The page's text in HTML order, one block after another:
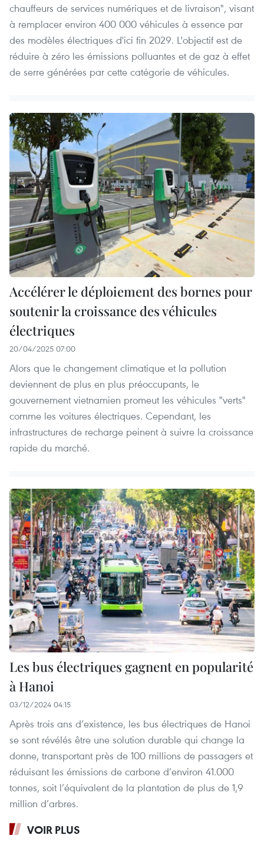
chauffeurs de services numériques et de livraison", visant
à remplacer environ 400 000 véhicules à essence par
des modèles électriques d'ici fin 2029. L'objectif est de
réduire à zéro les émissions polluantes et de gaz à effet
de serre générées par cette catégorie de véhicules.
Accélérer le déploiement des bornes pour
soutenir la croissance des véhicules
électriques
20/04/2025 07:00
Alors que le changement climatique et la pollution
deviennent de plus en plus préoccupants, le
gouvernement vietnamien promeut les véhicules "verts"
comme les voitures électriques. Cependant, les
infrastructures de recharge peinent à suivre la croissance
rapide du marché.
Les bus électriques gagnent en popularité
à Hanoi
03/12/2024 04:15
Après trois ans d’existence, les bus électriques de Hanoi
se sont révélés être une solution durable qui change la
donne, transportant près de 100 millions de passagers et
réduisant les émissions de carbone d’environ 41.000
tonnes, soit l’équivalent de la plantation de plus de 1,9
million d’arbres.
VOIR PLUS